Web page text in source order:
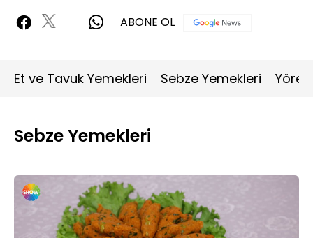
ABONE OL
Et ve Tavuk Yemekleri Sebze Yemekleri
Sebze Yemekleri